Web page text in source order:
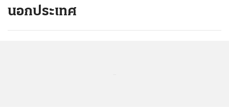
นอกประเทศ